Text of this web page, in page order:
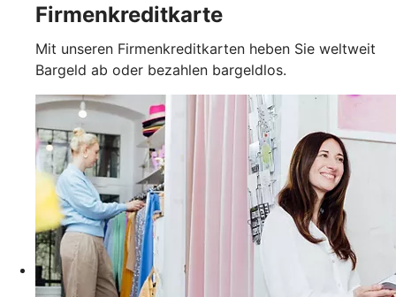
Firmenkreditkarte
Mit unseren Firmenkreditkarten heben Sie weltweit
Bargeld ab oder bezahlen bargeldlos.